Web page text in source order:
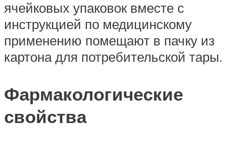
ячейковых упаковок вместе с
инструкцией по медицинскому
применению помещают в пачку из
картона для потребительской тары.
Фармакологические
свойства